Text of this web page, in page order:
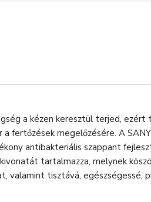
a kézen keresztül terjed, ezért
fertőzések megelőzésére. A
antibakteriális szappant
tartalmazza, melynek
valamint tisztává, egészségessé,